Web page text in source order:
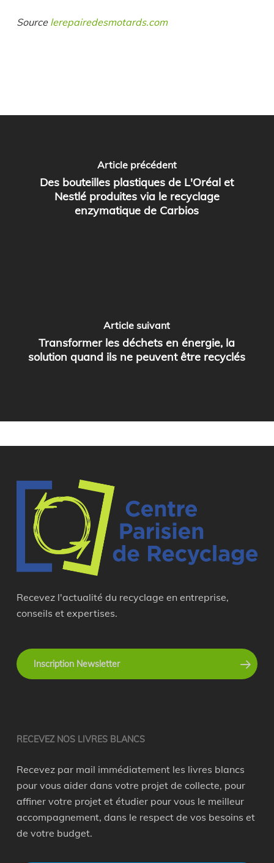
Source lerepairedesmotards.com
Article précédent
Des bouteilles plastiques de L'Oréal et
Nestlé produites via le recyclage
enzymatique de Carbios
Article suivant
Transformer les déchets en énergie, la
solution quand ils ne peuvent être recyclés
Recevez l'actualité du recyclage en entreprise,
conseils et expertises.
Inscription Newsletter
RECEVEZ NOS LIVRES BLANCS
Recevez par mail immédiatement les livres blancs
pour vous aider dans votre projet de collecte, pour
affiner votre projet et étudier pour vous le meilleur
accompagnement, dans le respect de vos besoins et
de votre budget.